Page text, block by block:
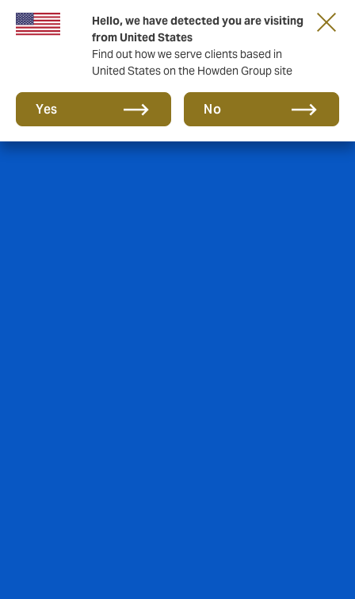
Hello, we have detected you are visiting
from United States
Find out how we serve clients based in
United States on the Howden Group site
Yes No